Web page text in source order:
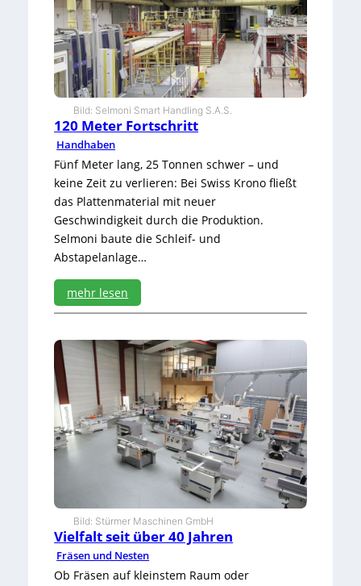
Bild: Selmoni Smart Handling S.A.S.
120 Meter Fortschritt
Handhaben
Fünf Meter lang, 25 Tonnen schwer – und
keine Zeit zu verlieren: Bei Swiss Krono fließt
das Plattenmaterial mit neuer
Geschwindigkeit durch die Produktion.
Selmoni baute die Schleif- und
Abstapelanlage…
mehr lesen
:
2
M
e
t
r
F
s
h
r
i
Bild: Stürmer Maschinen GmbH
Vielfalt seit über 40 Jahren
Fräsen und Nesten
Ob Fräsen auf kleinstem Raum oder